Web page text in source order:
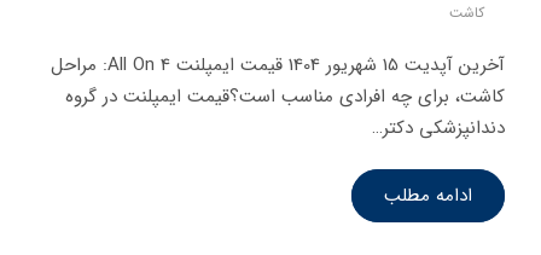
کاشت
آخرین آپدیت 15 شهریور 1404 قیمت ایمپلنت All On 4: مراحل
کاشت، برای چه افرادی مناسب است؟قیمت ایمپلنت در گروه
دندانپزشکی دکتر…
ادامه مطلب